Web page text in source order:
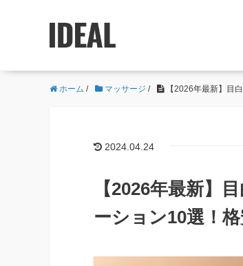
ホーム / マッサージ / 【2026年最新】目
2024.04.24
【2026年最新】
ーション10選！